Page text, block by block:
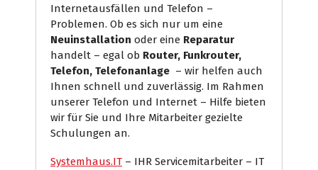
Internetausfällen und Telefon –
Problemen. Ob es sich nur um eine
Neuinstallation oder eine Reparatur
handelt – egal ob Router, Funkrouter,
Telefon, Telefonanlage – wir helfen auch
Ihnen schnell und zuverlässig. Im Rahmen
unserer Telefon und Internet – Hilfe bieten
wir für Sie und Ihre Mitarbeiter gezielte
Schulungen an.
Systemhaus.IT – IHR Servicemitarbeiter – IT